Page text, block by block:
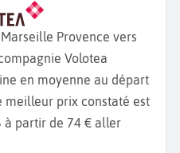
Provence vers
Volotea
en moyenne au départ
meilleur prix constaté est
partir de 74 € aller